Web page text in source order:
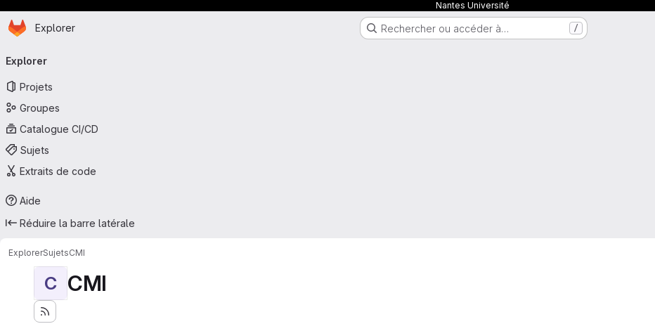
Nantes Université
Passer au contenu principal
Page d'accueil
Explorer Rechercher ou accéder à… /
principale
Explorer
Projets
Groupes
Catalogue CI/CD
Sujets
Extraits de code
Aide
Réduire la barre latérale
ExplorerSujetsCMI
C CMI